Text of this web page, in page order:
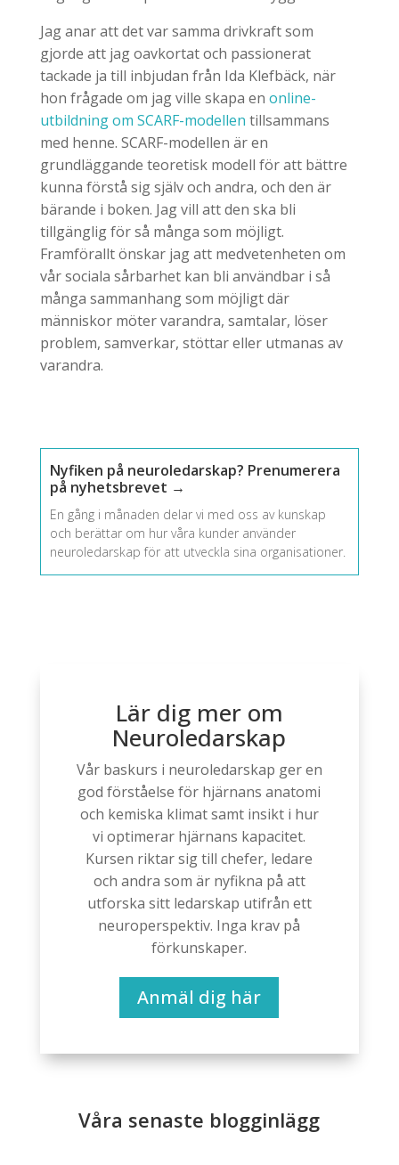
Jag anar att det var samma drivkraft som
gjorde att jag oavkortat och passionerat
tackade ja till inbjudan från Ida Klefbäck, när
hon frågade om jag ville skapa en online-
utbildning om SCARF-modellen tillsammans
med henne. SCARF-modellen är en
grundläggande teoretisk modell för att bättre
kunna förstå sig själv och andra, och den är
bärande i boken. Jag vill att den ska bli
tillgänglig för så många som möjligt.
Framförallt önskar jag att medvetenheten om
vår sociala sårbarhet kan bli användbar i så
många sammanhang som möjligt där
människor möter varandra, samtalar, löser
problem, samverkar, stöttar eller utmanas av
varandra.
Nyfiken på neuroledarskap? Prenumerera
på nyhetsbrevet →
En gång i månaden delar vi med oss av kunskap
och berättar om hur våra kunder använder
neuroledarskap för att utveckla sina organisationer.
Lär dig mer om
Neuroledarskap
Vår baskurs i neuroledarskap ger en
god förståelse för hjärnans anatomi
och kemiska klimat samt insikt i hur
vi optimerar hjärnans kapacitet.
Kursen riktar sig till chefer, ledare
och andra som är nyfikna på att
utforska sitt ledarskap utifrån ett
neuroperspektiv. Inga krav på
förkunskaper.
Anmäl dig här
Våra senaste blogginlägg